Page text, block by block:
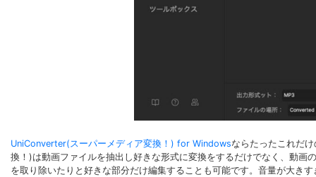
UniConverter(スーパーメディア変換！) for Windowsならたったこれだ
換！)は動画ファイルを抽出し好きな形式に変換をするだけでなく、動画
を取り除いたりと好きな部分だけ編集することも可能です。音量が大き